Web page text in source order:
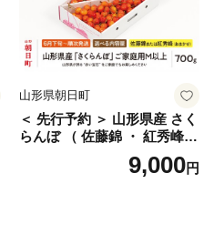
山形県朝日町
＜ 先行予約 ＞ 山形県産 さく
らんぼ （ 佐藤錦 ・ 紅秀峰
） ご家庭用 M以上 700g 【20
26年6月下旬から7月上旬発
9,000円